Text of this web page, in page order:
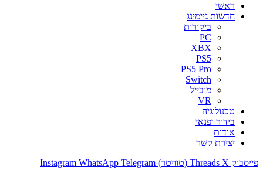
ראשי
חדשות גיימינג
ביקורות
PC
XBX
PS5
PS5 Pro
Switch
מובייל
VR
טכנולוגיה
בידור ופנאי
אודות
יצירת קשר
פייסבוק
Threads X (טוויטר) Instagram WhatsApp Telegram